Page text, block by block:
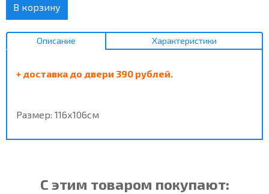
В корзину
Описание Характеристики
+ доставка до двери 390 рублей.
Размер: 116х106см
С этим товаром покупают: